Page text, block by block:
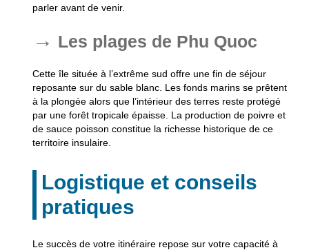
parler avant de venir.
Les plages de Phu Quoc
Cette île située à l’extrême sud offre une fin de séjour
reposante sur du sable blanc. Les fonds marins se prêtent
à la plongée alors que l’intérieur des terres reste protégé
par une forêt tropicale épaisse. La production de poivre et
de sauce poisson constitue la richesse historique de ce
territoire insulaire.
Logistique et conseils
pratiques
Le succès de votre itinéraire repose sur votre capacité à